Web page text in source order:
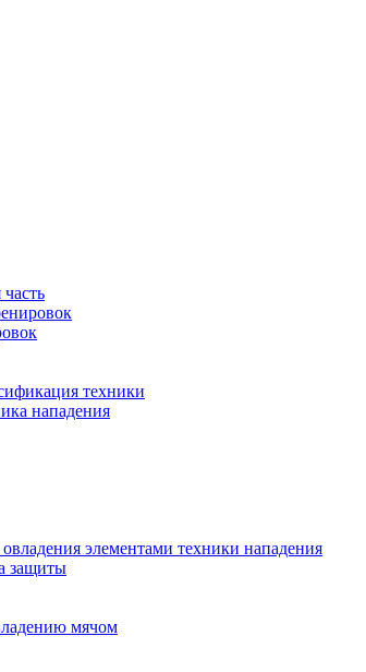
техники
нападения
элементами техники нападения
защиты
мячом